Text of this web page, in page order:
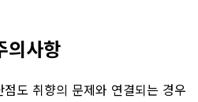
의사항
도 취향의 문제와 연결되는 경우